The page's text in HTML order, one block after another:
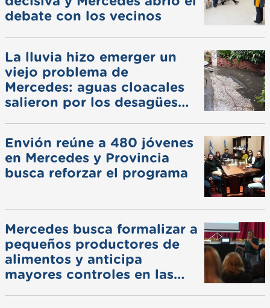
debate con los vecinos
La lluvia hizo emerger un
viejo problema de
Mercedes: aguas cloacales
salieron por los desagües
Envión reúne a 480 jóvenes
en Mercedes y Provincia
busca reforzar el programa
Mercedes busca formalizar a
pequeños productores de
alimentos y anticipa
mayores controles en las